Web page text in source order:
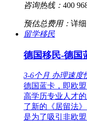
咨询热线： 400
预估总费用： 详
留学移民
德国移民-德国
3-6个月 办理速度
德国蓝卡，即欧
高学历专业人才
了新的《居留法
是为了吸引非欧